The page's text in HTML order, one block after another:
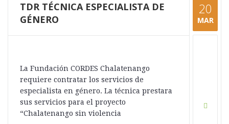
TDR TÉCNICA ESPECIALISTA DE
GÉNERO
La Fundación CORDES Chalatenango
requiere contratar los servicios de
especialista en género. La técnica prestara
sus servicios para el proyecto
“Chalatenango sin violencia
20
MAR